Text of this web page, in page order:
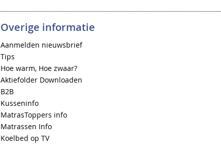
Overige informatie
Aanmelden nieuwsbrief
Tips
Hoe warm, Hoe zwaar?
Aktiefolder Downloaden
B2B
Kusseninfo
MatrasToppers info
Matrassen Info
Koelbed op TV